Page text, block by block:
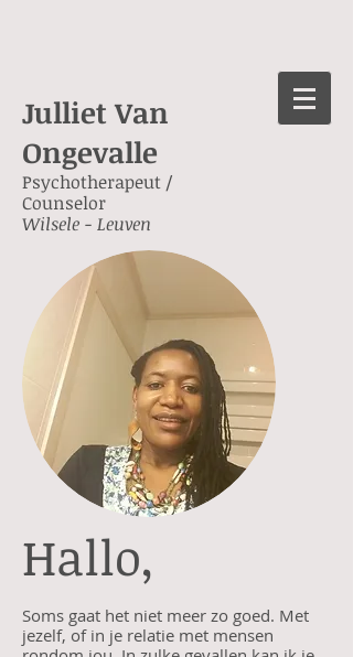
Julliet Van
Ongevalle
Psychotherapeut /
Counselor
Wilsele - Leuven
Hallo,
Soms gaat het niet meer zo goed. Met
jezelf, of in je relatie met mensen